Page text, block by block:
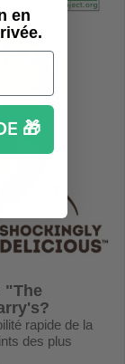
"The
?
rapide de la
des plus
en
🎁